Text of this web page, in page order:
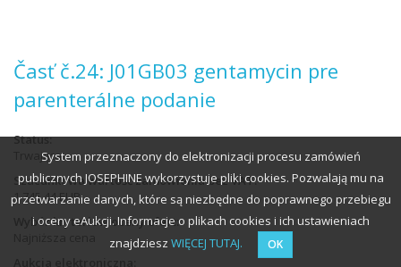
Časť č.24: J01GB03 gentamycin pre
parenterálne podanie
Status
Trwająca
Szacunkowa wartość zamówienia bez VAT
1 745,44 EUR
Wybór kryteriów oceny ofert
System przeznaczony do elektronizacji procesu zamówień
publicznych JOSEPHINE wykorzystuje pliki cookies. Pozwalają mu na
przetwarzanie danych, które są niezbędne do poprawnego przebiegu
i oceny eAukcji. Informacje o plikach cookies i ich ustawieniach
znajdziesz WIĘCEJ TUTAJ. OK